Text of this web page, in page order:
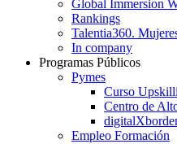
Global Immersion
Rankings
Talentia360.
In company
Programas Públicos
Pymes
Curso
Centro de
Empleo Formación